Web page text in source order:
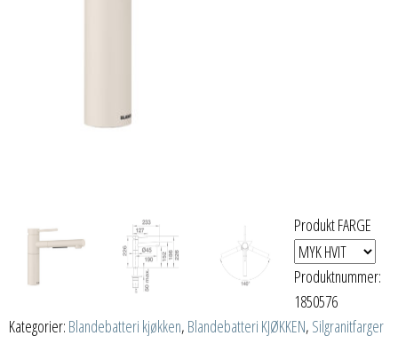
Produkt FARGE
Produktnummer:
1850576
Kategorier: Blandebatteri kjøkken, Blandebatteri KJØKKEN, Silgranitfarger